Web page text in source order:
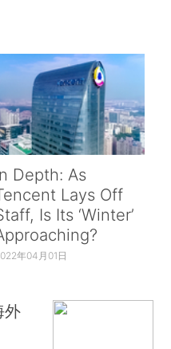
Depth: As
Lays Off
Is Its ‘Winter’
年04月01日
外